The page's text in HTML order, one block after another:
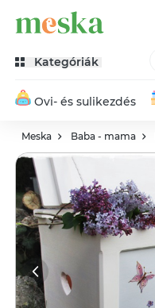
Kategóriák
Ovi- és sulikezdés
Meska Baba - mama